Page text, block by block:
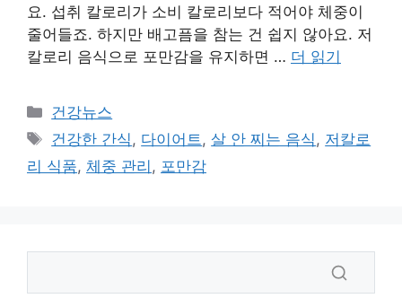
요. 섭취 칼로리가 소비 칼로리보다 적어야 체중이
줄어들죠. 하지만 배고픔을 참는 건 쉽지 않아요. 저
칼로리 음식으로 포만감을 유지하면 … 더 읽기
카
테
리
건강뉴스
태
그
건강한 간식, 다이어트,살 안 찌는 음식, 저칼로
리 식품, 체중 관리 , 포만감